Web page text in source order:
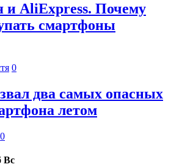
AliExpress. Почему
смартфоны
0
два самых опасных
летом
0
Вс